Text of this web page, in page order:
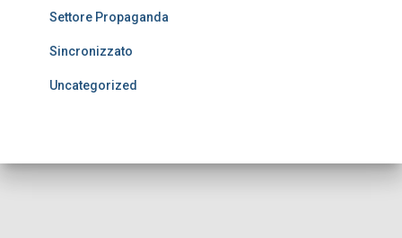
Settore Propaganda
Sincronizzato
Uncategorized